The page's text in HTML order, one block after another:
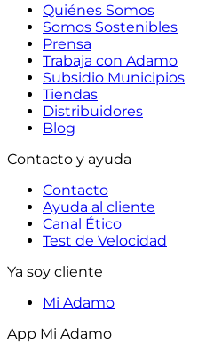
Quiénes Somos
Somos Sostenibles
Prensa
Trabaja con Adamo
Subsidio Municipios
Tiendas
Distribuidores
Blog
Contacto y ayuda
Contacto
Ayuda al cliente
Canal Ético
Test de Velocidad
Ya soy cliente
Mi Adamo
App Mi Adamo